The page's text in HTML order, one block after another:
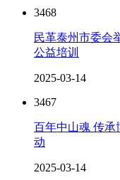
3468
民革泰州市委会
公益培训
2025-03-14
3467
百年中山魂 传承
动
2025-03-14